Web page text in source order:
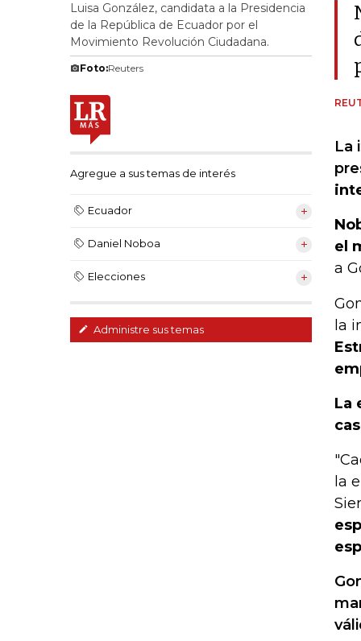
Luisa González, candidata a la Presidencia
de la República de Ecuador por el
Movimiento Revolución Ciudadana.
Foto:Reuters
Agregue a sus temas de interés
Ecuador
Daniel Noboa
Elecciones
Administre sus temas
La
el
a
la
La
la